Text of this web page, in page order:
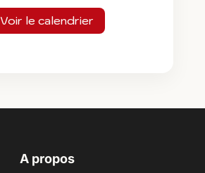
Voir le calendrier
A propos